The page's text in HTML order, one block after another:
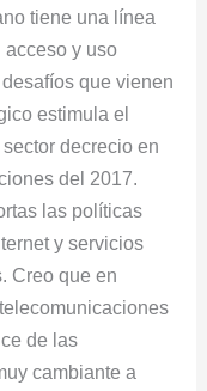
tiene una línea
y uso
que vienen
estimula el
decrecio en
del 2017.
las políticas
y servicios
Creo que en
de las
cambiante a